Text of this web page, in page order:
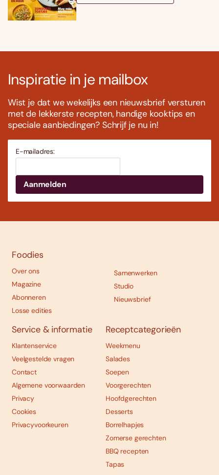
Inspiratie in je mailbox
Wist je dat we wekelijks een nieuwsbrief versturen
met de lekkerste recepten, handige kooktips en
speciale aanbiedingen? Schrijf je nu in!
E-mailadres:
Foodies
Over ons
Magazine
Abonneren
Losse edities
Samenwerken
Studio
Nieuwsbrief
Service & informatie
Klantenservice
Veelgestelde vragen
Contact
Algemene voorwaarden
Privacy
Cookies
Privacyvoorkeuren
Receptcategorieën
Weekmenu
Salades
Soepen
Voorgerechten
Hoofdgerechten
Desserts
Borrelhapjes
Zomerse gerechten
BBQ recepten
Tapas